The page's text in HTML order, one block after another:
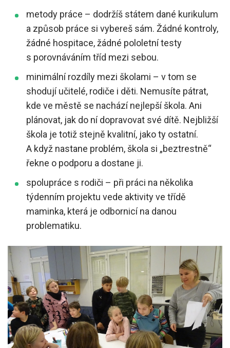
metody práce – dodržíš státem dané kurikulum
a způsob práce si vybereš sám. Žádné kontroly,
žádné hospitace, žádné pololetní testy
s porovnáváním tříd mezi sebou.
minimální rozdíly mezi školami – v tom se
shodují učitelé, rodiče i děti. Nemusíte pátrat,
kde ve městě se nachází nejlepší škola. Ani
plánovat, jak do ní dopravovat své dítě. Nejbližší
škola je totiž stejně kvalitní, jako ty ostatní.
A když nastane problém, škola si „beztrestně“
řekne o podporu a dostane ji.
spolupráce s rodiči – při práci na několika
týdenním projektu vede aktivity ve třídě
maminka, která je odbornicí na danou
problematiku.